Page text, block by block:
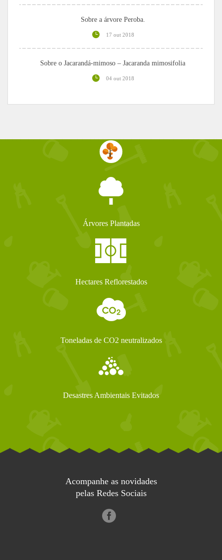
Sobre a árvore Peroba.
17 out 2018
Sobre o Jacarandá-mimoso – Jacaranda mimosifolia
04 out 2018
Árvores Plantadas
Hectares Reflorestados
Toneladas de CO2 neutralizados
Desastres Ambientais Evitados
Acompanhe as novidades
pelas Redes Sociais